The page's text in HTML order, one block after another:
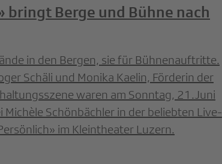
bringt Berge und Bühne nach
in den Bergen, sie für Bühnenauftritte.
Schäli und Monika Kaelin, Förderin der
waren am Sonntag, 21.Juni
Michèle Schönbächler in der beliebten Live-
im Kleintheater Luzern.